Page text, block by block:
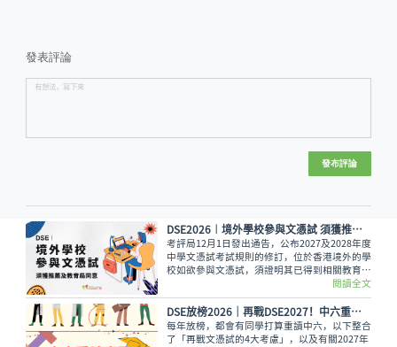
發表評論
發布評論
DSE2026︱境外學校參與文憑試 須獲推薦及教育局同意
考評局12月1日發出通告，公布2027及2028年度
中學文憑試考試規則的修訂，位於香港境外的學
校如欲參與文憑試，須證明其已得到相關教育局
或部門向教育局推薦，並獲教育局同意。閱讀全文
DSE放榜2026│再戰DSE2027！中六重讀專區
每年放榜，都會有同學打算重讀中六，以下整合
了「再戰文憑試的4大考慮」，以及有關2027年